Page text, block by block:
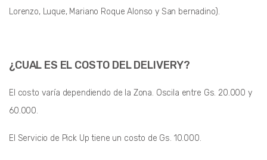
Lorenzo, Luque, Mariano Roque Alonso y San bernadino).
¿CUAL ES EL COSTO DEL DELIVERY?
El costo varía dependiendo de la Zona. Oscila entre Gs. 20.000 y
60.000.
El Servicio de Pick Up tiene un costo de Gs. 10.000.